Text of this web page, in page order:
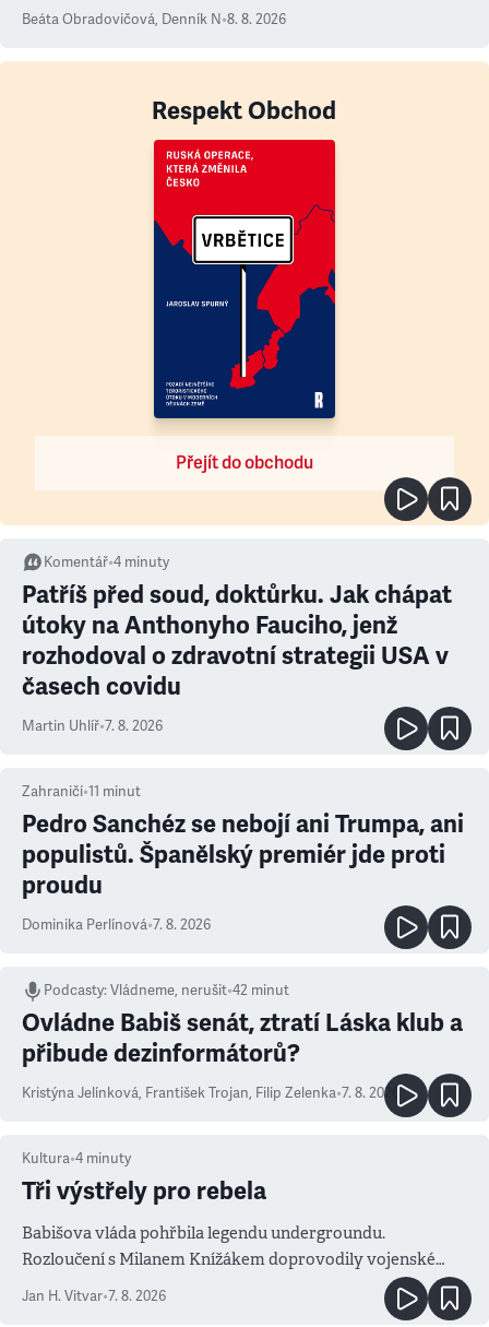
Beáta Obradovičová, Denník N•8. 8. 2026
Respekt Obchod
Přejít do obchodu
Komentář•4 minuty
Patříš před soud, doktůrku. Jak chápat
útoky na Anthonyho Fauciho, jenž
rozhodoval o zdravotní strategii USA v
časech covidu
Martin Uhlíř•7. 8. 2026
Zahraničí•11 minut
Pedro Sanchéz se nebojí ani Trumpa, ani
populistů. Španělský premiér jde proti
proudu
Dominika Perlínová•7. 8. 2026
Podcasty:Vládneme, nerušit•42 minut
Ovládne Babiš senát, ztratí Láska klub a
přibude dezinformátorů?
Kristýna Jelínková, František Trojan, Filip Zelenka•7. 8. 2026
Kultura•4 minuty
Tři výstřely pro rebela
Babišova vláda pohřbila legendu undergroundu.
Rozloučení s Milanem Knížákem doprovodily vojenské
salvy i kritika pokrokářů
Jan H. Vitvar•7. 8. 2026